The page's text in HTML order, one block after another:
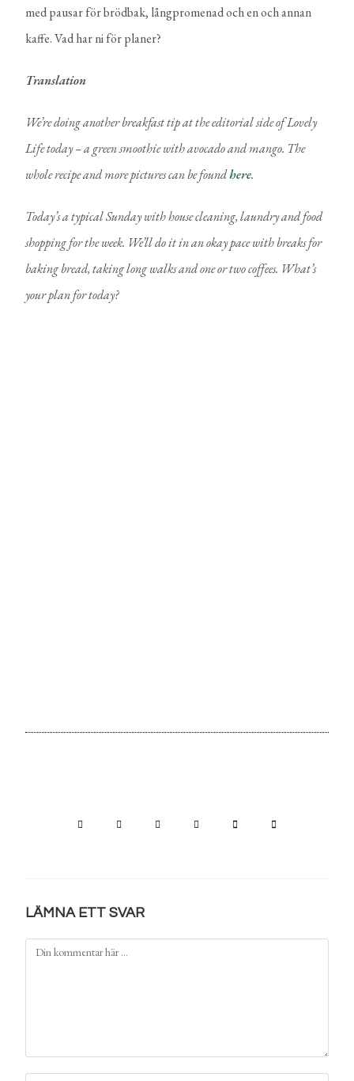
med pausar för brödbak, långpromenad och en och annan
kaffe. Vad har ni för planer?
Translation
We’re doing another breakfast tip at the editorial side of Lovely
Life today – a green smoothie with avocado and mango. The
whole recipe and more pictures can be foundhere.
Today’s a typical Sunday with house cleaning, laundry and food
shopping for the week. We’ll do it in an okay pace with breaks for
baking bread, taking long walks and one or two coffees. What’s
your plan for today?
LÄMNA ETT SVAR